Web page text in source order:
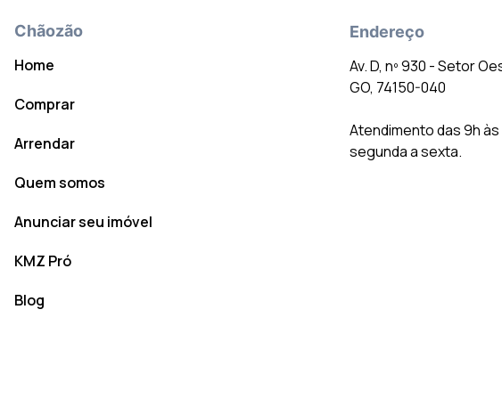
Chãozão
Home
Comprar
Arrendar
Quem somos
Anunciar seu imóvel
KMZ Pró
Blog
Endereço
Av. D, nº 930 - Setor
GO, 74150-040
Atendimento das 9h às
segunda a sexta.